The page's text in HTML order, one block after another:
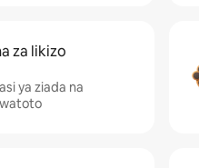
za likizo
ya ziada na